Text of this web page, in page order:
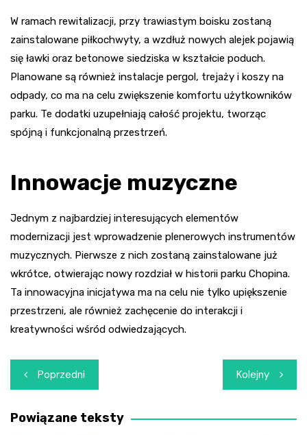
W ramach rewitalizacji, przy trawiastym boisku zostaną
zainstalowane piłkochwyty, a wzdłuż nowych alejek pojawią
się ławki oraz betonowe siedziska w kształcie poduch.
Planowane są również instalacje pergol, trejaży i koszy na
odpady, co ma na celu zwiększenie komfortu użytkowników
parku. Te dodatki uzupełniają całość projektu, tworząc
spójną i funkcjonalną przestrzeń.
Innowacje muzyczne
Jednym z najbardziej interesujących elementów
modernizacji jest wprowadzenie plenerowych instrumentów
muzycznych. Pierwsze z nich zostaną zainstalowane już
wkrótce, otwierając nowy rozdział w historii parku Chopina.
Ta innowacyjna inicjatywa ma na celu nie tylko upiększenie
przestrzeni, ale również zachęcenie do interakcji i
kreatywności wśród odwiedzających.
Nawigacja
wpisu
Poprzedni Kolejny
Powiązane teksty